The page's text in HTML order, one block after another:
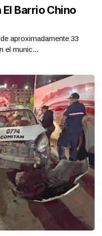
Barrio Chino
aproximadamente 33
el munic...